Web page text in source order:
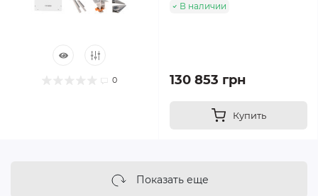
0
В наличии
130 853 грн
Купить
Показать еще